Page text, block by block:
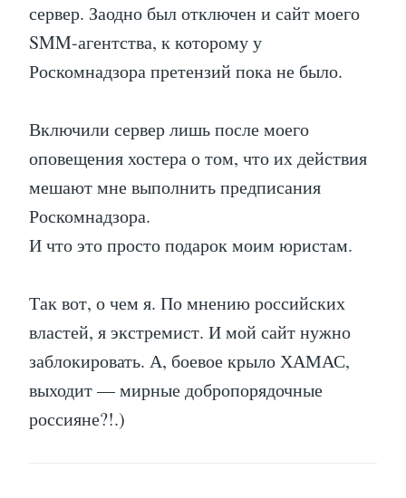
сервер. Заодно был отключен и сайт моего
SMM-агентства, к которому у
Роскомнадзора претензий пока не было.
Включили сервер лишь после моего
оповещения хостера о том, что их действия
мешают мне выполнить предписания
Роскомнадзора.
И что это просто подарок моим юристам.
Так вот, о чем я. По мнению российских
властей, я экстремист. И мой сайт нужно
заблокировать. А, боевое крыло ХАМАС,
выходит — мирные добропорядочные
россияне?!.)